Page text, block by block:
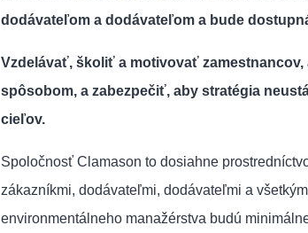
dodávateľom a dodávateľom a bude
Vzdelávať, školiť a motivovať
spôsobom, a zabezpečiť, aby stratégia
cieľov.
Spoločnosť Clamason to dosiahne
zákazníkmi, dodávateľmi, dodávateľmi a
environmentálneho manažérstva budú